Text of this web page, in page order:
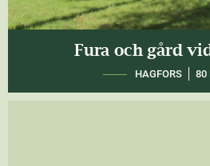
Fura och gård
HAGFORS 80